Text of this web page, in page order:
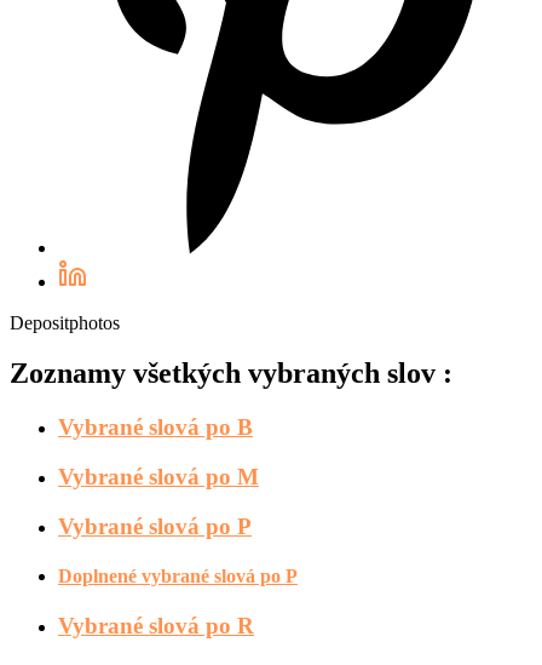
Depositphotos
Zoznamy všetkých vybraných slov :
Vybrané slová po B
Vybrané slová po M
Vybrané slová po P
Doplnené vybrané slová po P
Vybrané slová po R